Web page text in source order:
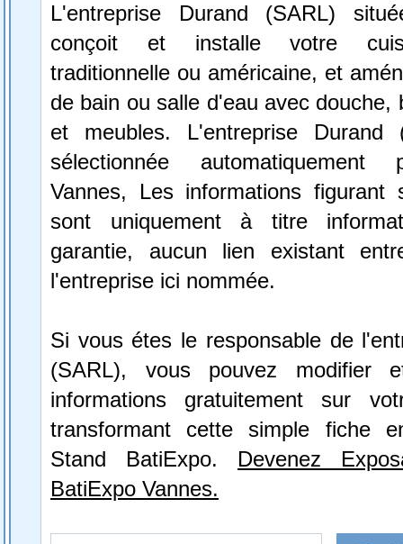
L'entreprise Durand (SARL)
conçoit et installe votre
traditionnelle ou américaine, et
de bain ou salle d'eau avec douche,
et meubles. L'entreprise
sélectionnée automatiquement
Vannes, Les informations figurant
sont uniquement à titre
garantie, aucun lien existant
l'entreprise ici nommée.
Si vous étes le responsable de
(SARL), vous pouvez modifier
informations gratuitement sur
transformant cette simple fiche
Stand BatiExpo. Devenez
BatiExpo Vannes.